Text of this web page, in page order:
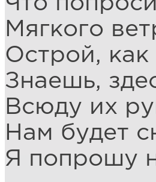
Мягкого
Острой, как
Знаешь,
Всюду их
Нам будет
Я попрошу